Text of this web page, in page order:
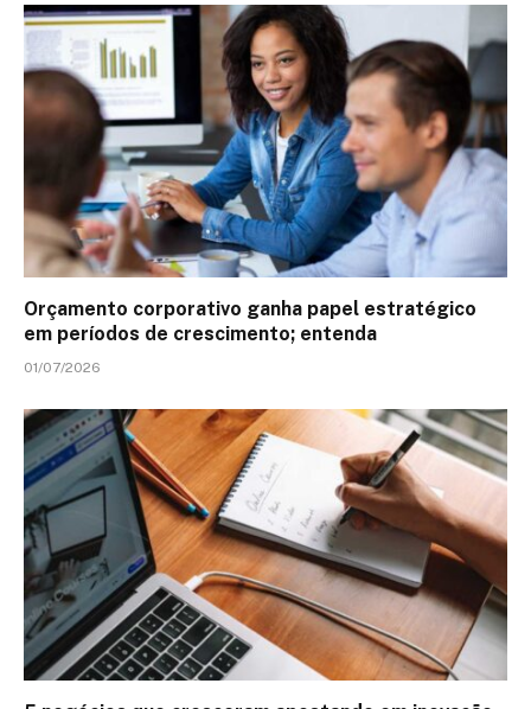
Orçamento corporativo ganha papel estratégico
em períodos de crescimento; entenda
01/07/2026